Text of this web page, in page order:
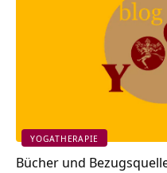
YOGATHERAPIE
Bücher und